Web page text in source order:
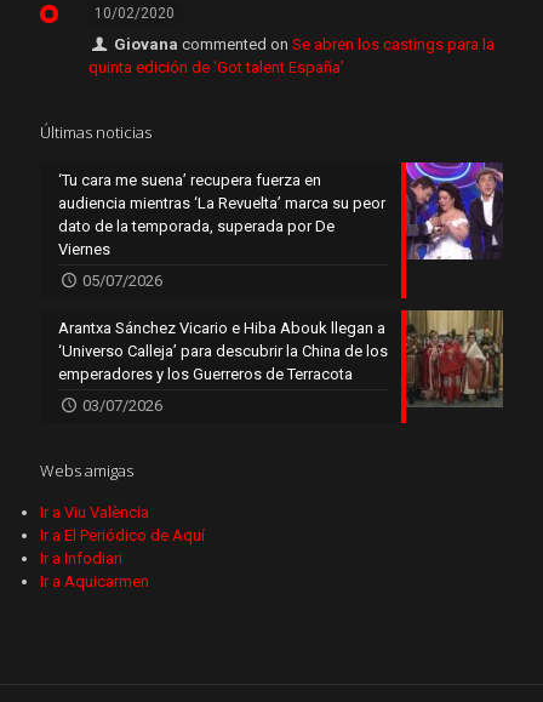
10/02/2020
Giovana commented onSe abren los castings para la
quinta edición de ‘Got talent España’
Últimas noticias
‘Tu cara me suena’ recupera fuerza en
audiencia mientras ‘La Revuelta’ marca su peor
dato de la temporada, superada por De
Viernes
05/07/2026
Arantxa Sánchez Vicario e Hiba Abouk llegan a
‘Universo Calleja’ para descubrir la China de los
emperadores y los Guerreros de Terracota
03/07/2026
Webs amigas
Ir a Viu València
Ir a El Periódico de Aquí
Ir a Infodiari
Ir a Aquicarmen